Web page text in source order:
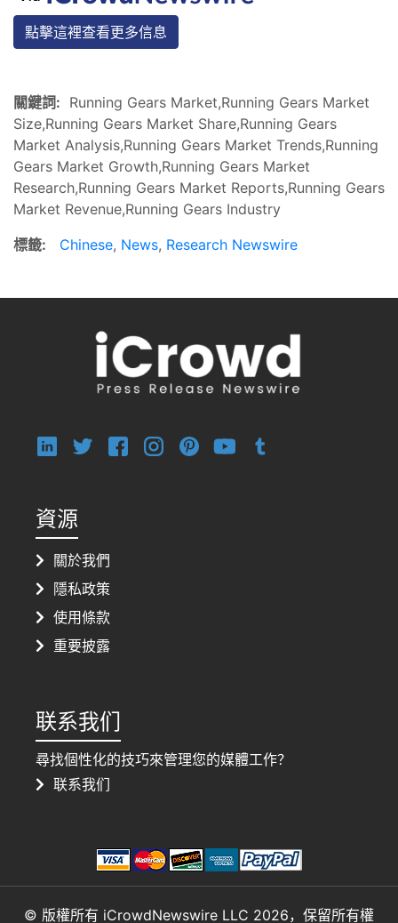
點擊這裡查看更多信息
關鍵詞: Running Gears Market,Running Gears Market
Size,Running Gears Market Share,Running Gears
Market Analysis,Running Gears Market Trends,Running
Gears Market Growth,Running Gears Market
Research,Running Gears Market Reports,Running Gears
Market Revenue,Running Gears Industry
標籤:
Chinese, News, Research Newswire
資源
關於我們
隱私政策
使用條款
重要披露
联系我们
尋找個性化的技巧來管理您的媒體工作？
联系我们
© 版權所有 iCrowdNewswire LLC 2026，保留所有權